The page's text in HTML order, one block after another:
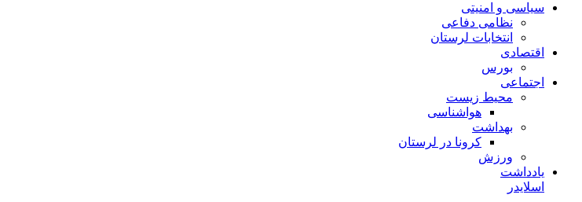
سیاسی و امنیتی
نظامی دفاعی
انتخابات لرستان
اقتصادی
بورس
اجتماعی
محیط زیست
هواشناسی
بهداشت
کرونا در لرستان
ورزش
یادداشت
اسلایدر